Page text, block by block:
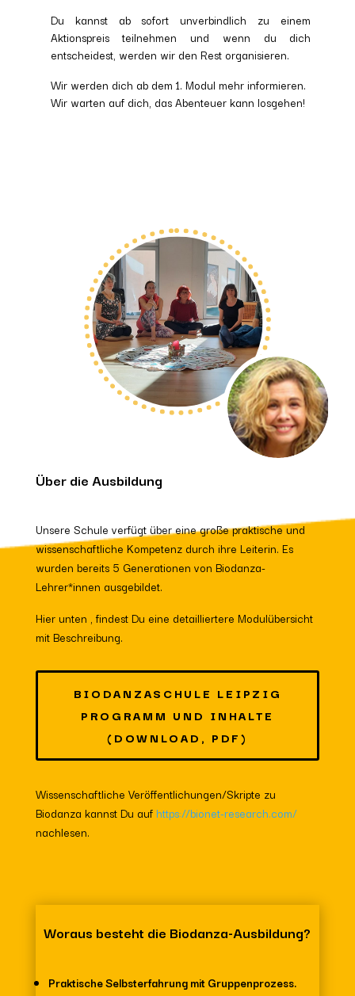
Du kannst ab sofort unverbindlich zu einem
Aktionspreis teilnehmen und wenn du dich
entscheidest, werden wir den Rest organisieren.
Wir werden dich ab dem 1. Modul mehr informieren.
Wir warten auf dich, das Abenteuer kann losgehen!
Über die Ausbildung
Unsere Schule verfügt über eine große praktische und
wissenschaftliche Kompetenz durch ihre Leiterin. Es
wurden bereits 5 Generationen von Biodanza-
Lehrer*innen ausgebildet.
Hier unten , findest Du eine detailliertere Modulübersicht
mit Beschreibung.
BIODANZASCHULE LEIPZIG
PROGRAMM UND INHALTE
(DOWNLOAD, PDF)
Wissenschaftliche Veröffentlichungen/Skripte zu
Biodanza kannst Du aufhttps://bionet-research.com/
nachlesen.
Woraus besteht die Biodanza-Ausbildung?
Praktische Selbsterfahrung mit Gruppenprozess.